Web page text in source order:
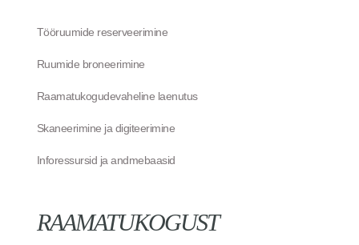
Tööruumide reserveerimine
Ruumide broneerimine
Raamatukogudevaheline laenutus
Skaneerimine ja digiteerimine
Inforessursid ja andmebaasid
RAAMATUKOGUST